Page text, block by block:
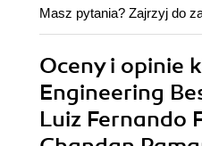
Masz pytania? Zajrzyj do
Oceny i opinie
Engineering
Luiz Fernando